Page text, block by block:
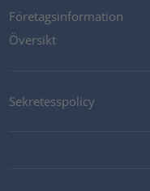
Företagsinformation
Översikt
Sekretesspolicy